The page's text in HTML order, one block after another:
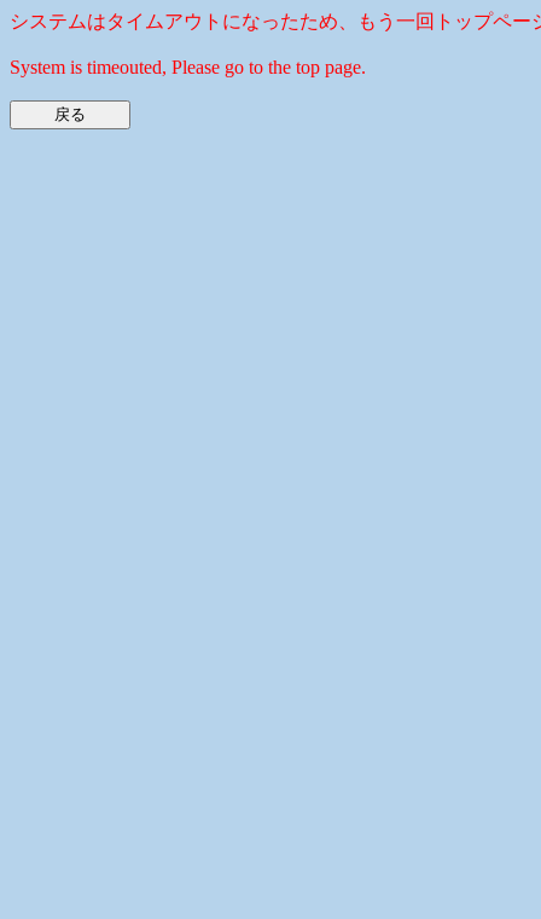
システムはタイムアウトになったため、もう一回トップペー
System is timeouted, Please go to the top page.